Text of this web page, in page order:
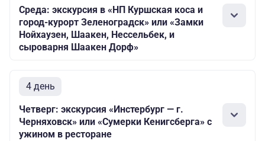
Среда: экскурсия в «НП Куршская коса и
город-курорт Зеленоградск» или «Замки
Нойхаузен, Шаакен, Нессельбек, и
сыроварня Шаакен Дорф»
4 день
Четверг: экскурсия «Инстербург — г.
Черняховск» или «Сумерки Кенигсберга» с
ужином в ресторане